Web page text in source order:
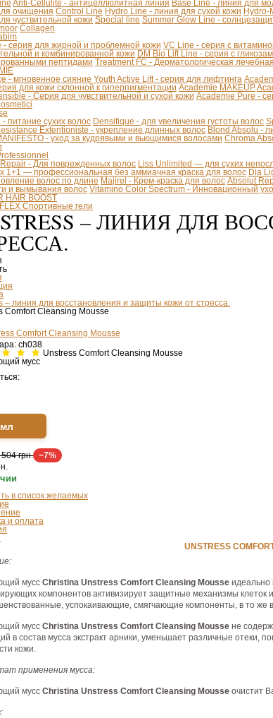
Anti-Cellulite - антицеллюлитная линия Base Line - линия для
очищения Control Line Hydro Line - линия для сухой кожи Hydro-
чуствительной кожи Special line Summer Glow Line -
Collagen
- серия для жирной и проблемной кожи VC Line - серия с
и комбинированной кожи DM Bio Lift Line - cерия с
пептидами Treatment FC - Дерматологическая
- мгновенное сияние Youth Active Lift - серия для лифтинга
для кожи склонной к гиперпигментации Academie MAKEUP
- Серия для чувствительной и сухой кожи Academie Pure -
- питание сухих волос Densifique - для увеличения густоты волос
Extentioniste - укрепление длинных волос Blond Absolu -
- уход за кудрявыми и вьющимися волосами Chroma
- Для поврежденных волос Liss Unlimited — для сухих
1+1 — профессиональная без аммиачная краска для волос Dia
волос по длине Majirel - Крем-краска для волос Absolut
и вымывания волос Vitamino Color Spectrum - Инновационный
HAIR BOOST
Спортивные гели
– ЛИНИЯ ДЛЯ
– линия для восстановления и защиты кожи от стресса.
Comfort Cleansing Mousse
ch038
Unstress Comfort Cleansing Mousse
мусс
грн. −7%
в список желаемых
и оплата
UNSTRESS
мусс Christina Unstress Comfort Cleansing Mousse идеально
компонентов активизирует защитные механизмы
успокаивающие, смягчающие компоненты, в то
мусс Christina Unstress Comfort Cleansing Mousse не
в состав мусса экстракт арники, уменьшает различные отеки,
кожи.
применения мусса:
мусс Christina Unstress Comfort Cleansing Mousse очистит